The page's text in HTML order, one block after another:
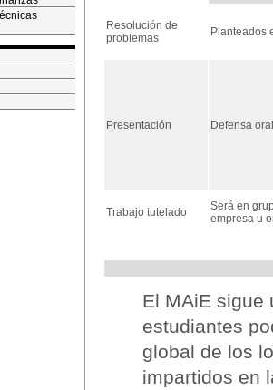
Resolución de
problemas
Planteados
Presentación Defensa
Trabajo tutelado
Será en
empresa u
El MAiE sigue
estudiantes
global de los
impartidos en